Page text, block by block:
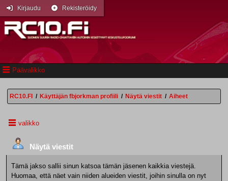
Päävalikko
Kirjaudu Rekisteröidy
RC10.FI / Käyttäjän fbjorkman profiili / Näytä viestit / Aiheet
valikko
Näytä viestit
Tämä jakso sallii sinun katsoa tämän jäsenen kaikkia viestejä.
Huomaa, että näet vain niiden alueiden viestit, joihin sinulla on nyt